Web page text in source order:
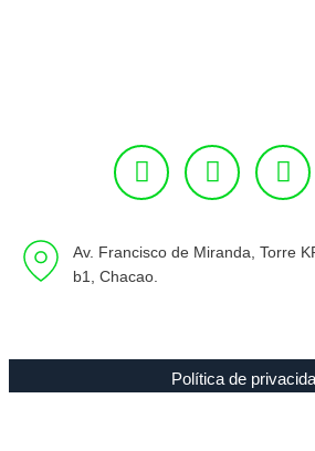
Av. Francisco de Miranda, Torre
b1, Chacao.
Política de